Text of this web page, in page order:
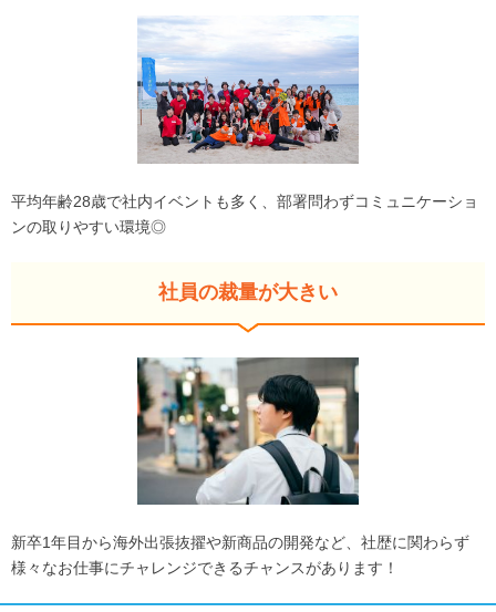
平均年齢28歳で社内イベントも多く、部署問わずコミュニケーショ
ンの取りやすい環境◎
社員の裁量が大きい
新卒1年目から海外出張抜擢や新商品の開発など、社歴に関わらず
様々なお仕事にチャレンジできるチャンスがあります！